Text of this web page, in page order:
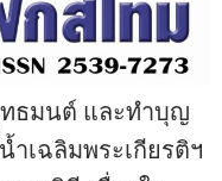
ธมนต์ และทำบุญ
เฉลิมพระเกียรติฯ